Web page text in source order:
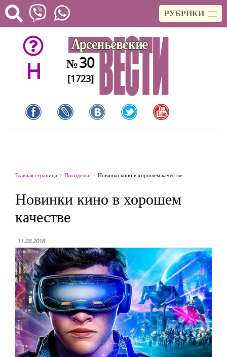
РУБРИКИ
H №30
[1723]
Главная страница Посиделки Новинки кино в хорошем качестве
Новинки кино в хорошем
качестве
11.09.2018